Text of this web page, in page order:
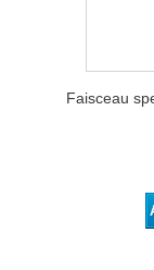
Faisceau